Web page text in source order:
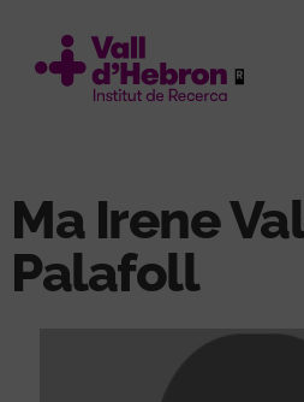
contingut
Ma Irene
Palafoll